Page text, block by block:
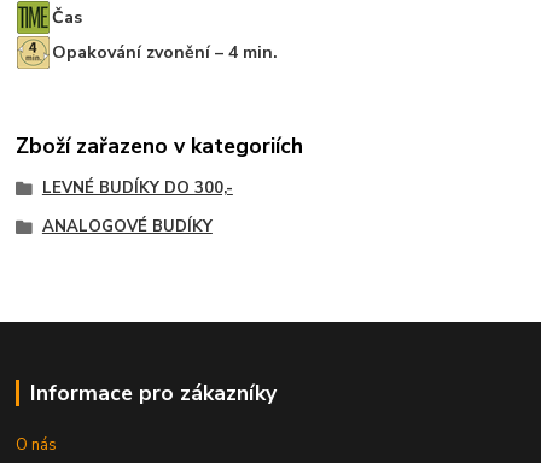
Čas
Opakování zvonění – 4 min.
Zboží zařazeno v kategoriích
LEVNÉ BUDÍKY DO 300,-
ANALOGOVÉ BUDÍKY
Informace pro zákazníky
O nás